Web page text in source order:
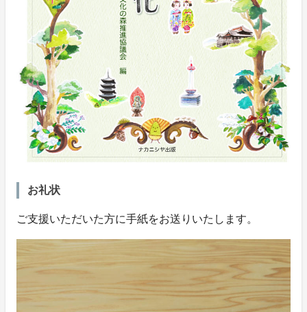
お礼状
ご支援いただいた方に手紙をお送りいたします。